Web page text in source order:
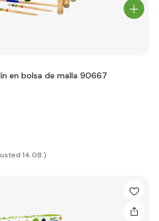
en bolsa de malla 90667
14.08.)